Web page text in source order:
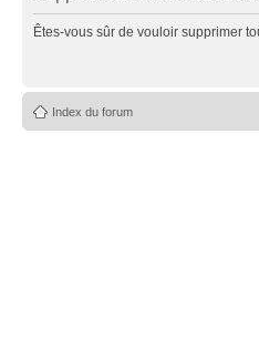
Êtes-vous sûr de vouloir supprimer
Index du forum